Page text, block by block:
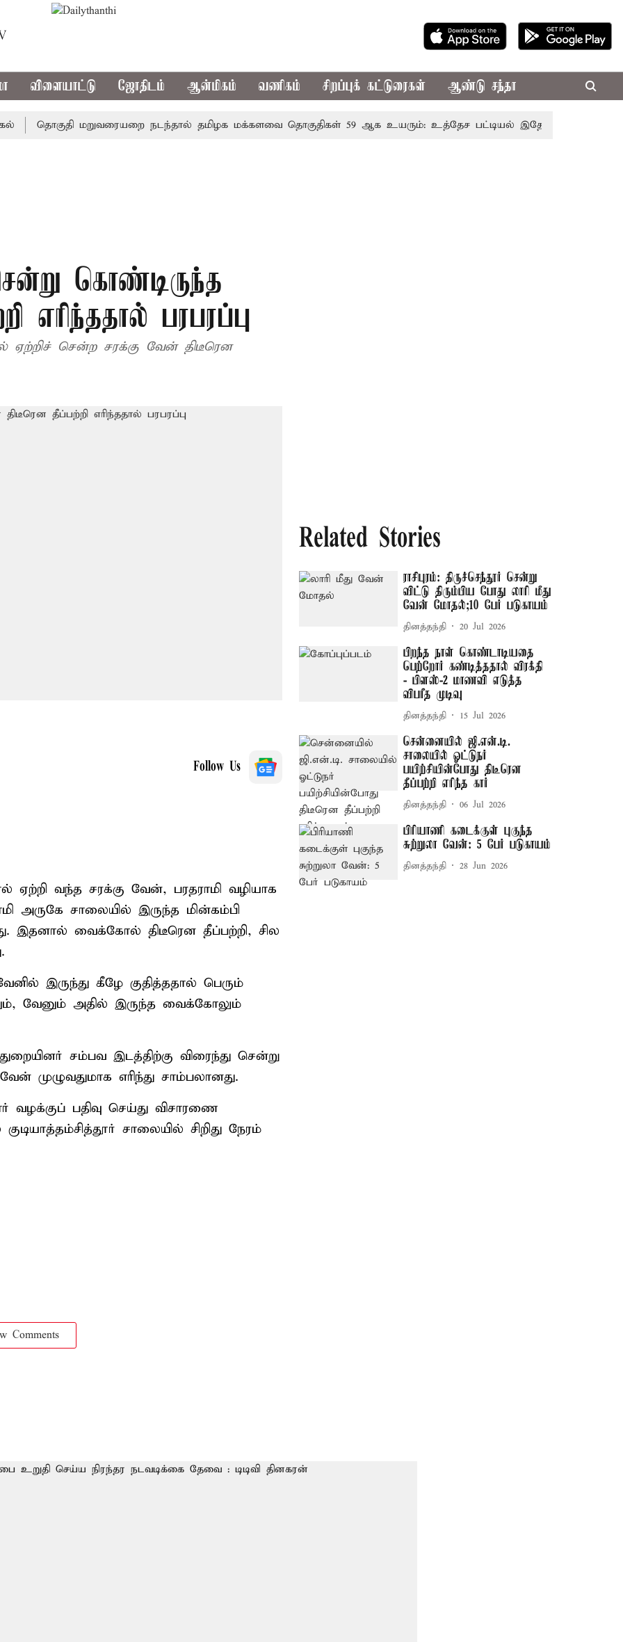
விளையாட்டு ஜோதிடம் ஆன்மிகம் வணிகம் சிறப்புக் கட்டுரைகள் ஆண்டு சந்தா
தொகுதி மறுவரையறை நடந்தால் தமிழக மக்களவை தொகுதிகள் 59 ஆக உயரும்: உத்தேச பட்டியல் இதோ!
கொண்டிருந்த
பரபரப்பு
ஏற்றிச் சென்ற சரக்கு வேன் திடீரென
Follow Us
ஏற்றி வந்த சரக்கு வேன், பரதராமி வழியாக
அருகே சாலையில் இருந்த மின்கம்பி
இதனால் வைக்கோல் திடீரென தீப்பற்றி, சில
இருந்து கீழே குதித்ததால் பெரும்
வேனும் அதில் இருந்த வைக்கோலும்
சம்பவ இடத்திற்கு விரைந்து சென்று
எரிந்து சாம்பலானது.
வழக்குப் பதிவு செய்து விசாரணை
சாலையில் சிறிது நேரம்
Comments
Related Stories
ராசிபுரம்: திருச்செந்தூர் சென்று
விட்டு திரும்பிய போது லாரி மீது
வேன் மோதல்;10 பேர் படுகாயம்
தினத்தந்தி 20 Jul 2026
பிறந்த நாள் கொண்டாடியதை
பெற்றோர் கண்டித்ததால் விரக்தி
- பிளஸ்-2 மாணவி எடுத்த
விபரீத முடிவு
தினத்தந்தி 15 Jul 2026
சென்னையில் ஜி.என்.டி.
சாலையில் ஓட்டுநர்
பயிற்சியின்போது திடீரென
தீப்பற்றி எரிந்த கார்
தினத்தந்தி 06 Jul 2026
பிரியாணி கடைக்குள் புகுந்த
சுற்றுலா வேன்: 5 பேர் படுகாயம்
தினத்தந்தி 28 Jun 2026